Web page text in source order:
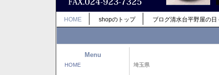
HOME shopのトップ ブログ清水台平野屋の日
Menu
HOME 埼玉県